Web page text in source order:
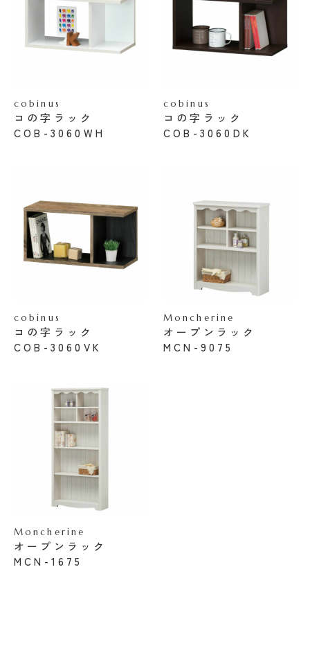
cobinus
コの字ラック
COB-3060WH
cobinus
コの字ラック
COB-3060DK
cobinus
コの字ラック
COB-3060VK
Moncherine
オープンラック
MCN-9075
Moncherine
オープンラック
MCN-1675